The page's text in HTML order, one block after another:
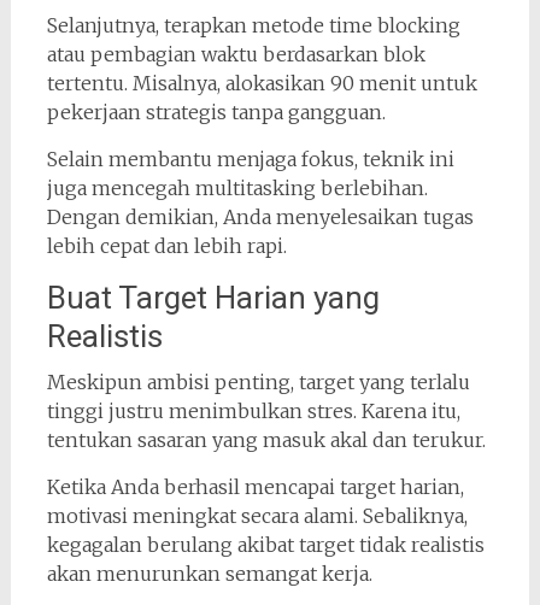
Selanjutnya, terapkan metode time blocking
atau pembagian waktu berdasarkan blok
tertentu. Misalnya, alokasikan 90 menit untuk
pekerjaan strategis tanpa gangguan.
Selain membantu menjaga fokus, teknik ini
juga mencegah multitasking berlebihan.
Dengan demikian, Anda menyelesaikan tugas
lebih cepat dan lebih rapi.
Buat Target Harian yang
Realistis
Meskipun ambisi penting, target yang terlalu
tinggi justru menimbulkan stres. Karena itu,
tentukan sasaran yang masuk akal dan terukur.
Ketika Anda berhasil mencapai target harian,
motivasi meningkat secara alami. Sebaliknya,
kegagalan berulang akibat target tidak realistis
akan menurunkan semangat kerja.